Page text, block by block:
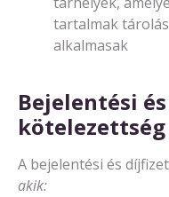
tartalmak
alkalmasak
Bejelentési
kötelezettség
A bejelentési és
akik: